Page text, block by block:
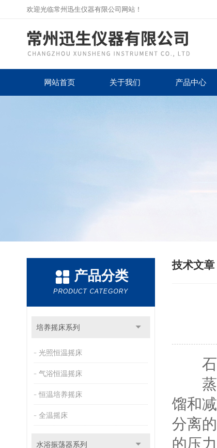
欢迎光临常州迅生仪器有限公司网站！
网站首页 关于我们 产品中心
产品分类
PRODUCT CATEGORY
培养摇床系列
光照恒温摇床
气浴恒温摇床
恒温培养摇床
全温摇床
水浴振荡器系列
技术文章
石英
蒸馏
馏和
分离
的压